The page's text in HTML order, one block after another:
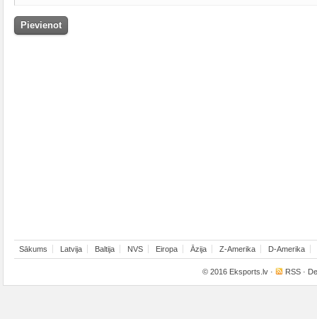
Sākums Latvija Baltija NVS Eiropa Āzija Z-Amerika D-Amerika
© 2016 Eksports.lv · RSS ·